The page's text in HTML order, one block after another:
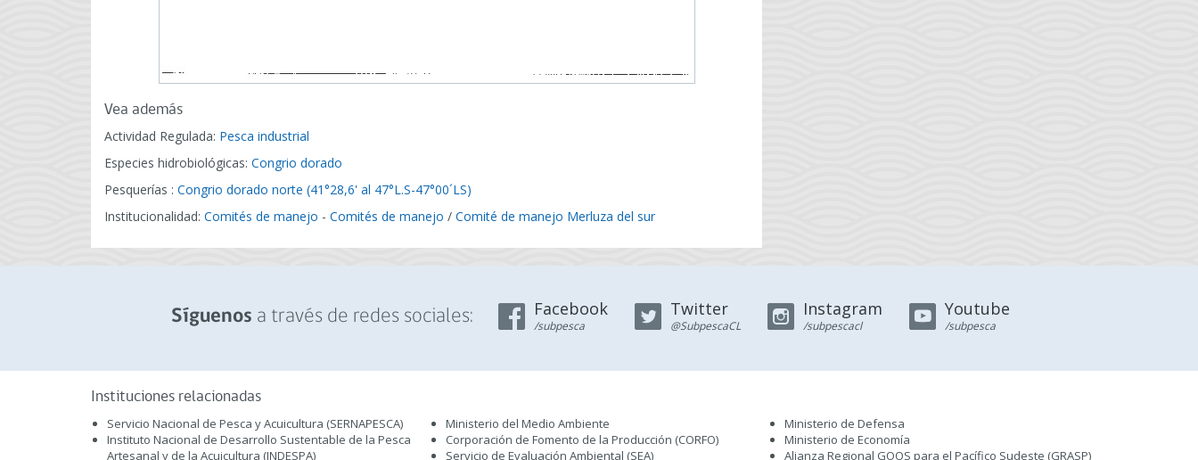
Vea además
Actividad Regulada: Pesca industrial
Especies hidrobiológicas: Congrio dorado
Pesquerías : Congrio dorado norte (41°28,6' al 47°L.S-47°00´LS)
Institucionalidad: Comités de manejo - Comités de manejo / Comité de manejo Merluza del sur
Síguenos a través de redes sociales: Facebook
/subpesca
Twitter
@SubpescaCL
Instagram
/subpescacl
Youtube
/subpesca
Instituciones relacionadas
Servicio Nacional de Pesca y Acuicultura (SERNAPESCA)
Instituto Nacional de Desarrollo Sustentable de la Pesca
Artesanal y de la Acuicultura (INDESPA)
Ministerio del Medio Ambiente
Corporación de Fomento de la Producción (CORFO)
Servicio de Evaluación Ambiental (SEA)
Ministerio de Defensa
Ministerio de Economía
Alianza Regional GOOS para el Pacífico Sudeste (GRASP)